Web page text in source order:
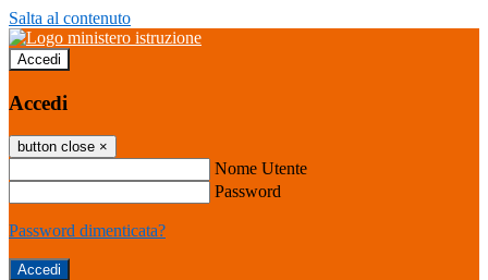
Salta al contenuto
Accedi
Accedi
button close ×
Nome Utente
Password
Password dimenticata?